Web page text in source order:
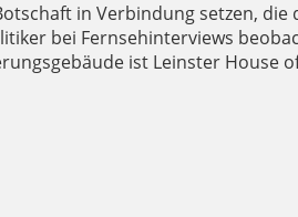
in Verbindung setzen, die
bei Fernsehinterviews
ist Leinster House